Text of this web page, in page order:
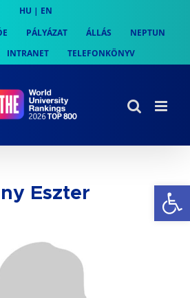
HU | EN
PÁLYÁZAT ÁLLÁS
NEPTUN
INTRANET TELEFONKÖNYV
Eszter